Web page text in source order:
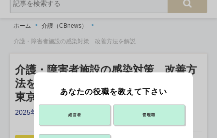
ホーム 介護（CBnews）
介護・障害者施設の感染対策 改善方法を解説
介護・障害者施設の感染対策 改善方
法を解説
東京iCDCが動画公開
2025年12月09日 11:50
X ポスト
あなたの役職を教えて下さい
経営者 管理職